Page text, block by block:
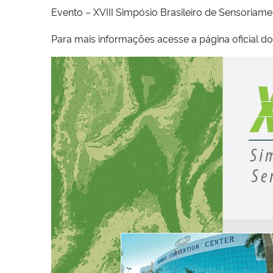
Evento – XVIII Simpósio Brasileiro de
Para mais informações acesse a página oficial